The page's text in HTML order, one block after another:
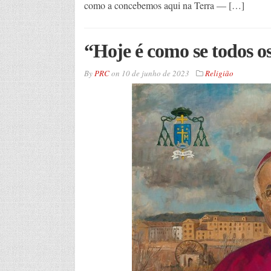
como a concebemos aqui na Terra — […]
“Hoje é como se todos
ByPRCon 10 de junho de 2023 Religião